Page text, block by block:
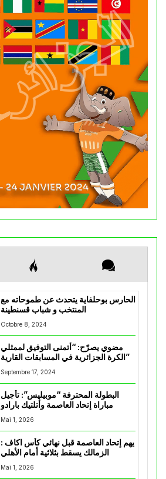
الحارس بوحلفاية يتحدث عن طموحاته مع
المنتخب و شباب قسنطينة
Octobre 8, 2024
مضوي يصرّح: “أتمنى التوفيق لممثلي
الكرة الجزائرية في المسابقات القارية”
Septembre 17, 2024
البطولة المحترفة “موبيليس”: تأجيل
مباراة إتحاد العاصمة وأتلتيك بارادو
Mai 1, 2026
يهم إتحاد العاصمة قبل نهائي كأس اكاف :
Mai 1, 2026